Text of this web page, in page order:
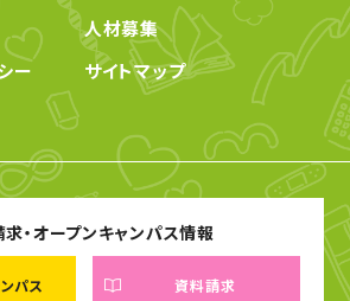
人材募集
ー
サイトマップ
・オープンキャンパス情報
パス 資料請求